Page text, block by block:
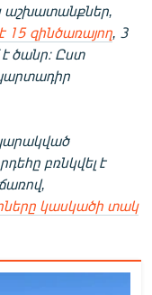
աշխատանքներ,
15 զինծառայող , 3
ծանր։ Ըստ
բռնկվել է
կասկածի տակ